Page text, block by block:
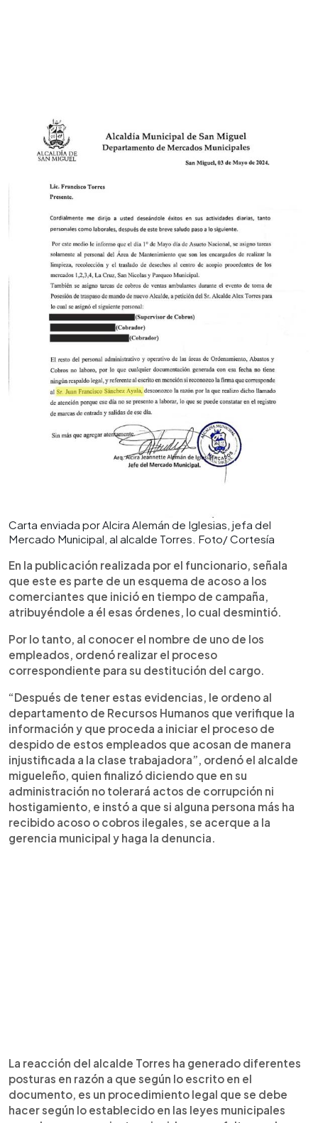
Carta enviada por Alcira Alemán de Iglesias, jefa del
Mercado Municipal, al alcalde Torres. Foto/ Cortesía
En la publicación realizada por el funcionario, señala
que este es parte de un esquema de acoso a los
comerciantes que inició en tiempo de campaña,
atribuyéndole a él esas órdenes, lo cual desmintió.
Por lo tanto, al conocer el nombre de uno de los
empleados, ordenó realizar el proceso
correspondiente para su destitución del cargo.
“Después de tener estas evidencias, le ordeno al
departamento de Recursos Humanos que verifique la
información y que proceda a iniciar el proceso de
despido de estos empleados que acosan de manera
injustificada a la clase trabajadora”, ordenó el alcalde
migueleño, quien finalizó diciendo que en su
administración no tolerará actos de corrupción ni
hostigamiento, e instó a que si alguna persona más ha
recibido acoso o cobros ilegales, se acerque a la
gerencia municipal y haga la denuncia.
La reacción del alcalde Torres ha generado diferentes
posturas en razón a que según lo escrito en el
documento, es un procedimiento legal que se debe
hacer según lo establecido en las leyes municipales